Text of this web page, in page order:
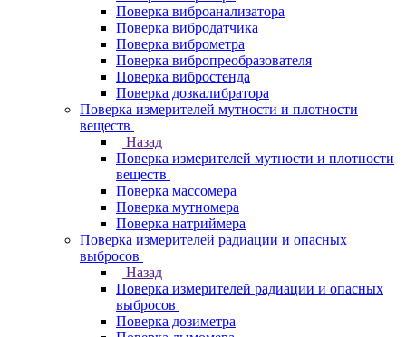
Поверка виброанализатора
Поверка вибродатчика
Поверка виброметра
Поверка вибропреобразователя
Поверка вибростенда
Поверка дозкалибратора
Поверка измерителей мутности и плотности
веществ
Назад
Поверка измерителей мутности и плотности
веществ
Поверка массомера
Поверка мутномера
Поверка натриймера
Поверка измерителей радиации и опасных
выбросов
Назад
Поверка измерителей радиации и опасных
выбросов
Поверка дозиметра